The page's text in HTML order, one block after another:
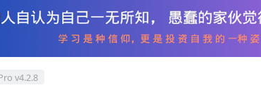
v4.2.8